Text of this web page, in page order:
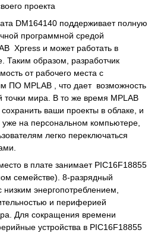
проекта
DM164140 поддерживает полную
программной средой
Xpress и может работать в
Таким образом, разработчик
от рабочего места с
ПО MPLAB , что дает возможность
точки мира. В то же время MPLAB
ваши проекты в облаке, и
уже на персональном компьютере,
легко переключаться
в плате занимает PIC16F18855
семействе). 8-разрядный
низким энергопотреблением,
и периферией
Для сокращения времени
устройства в PIC16F18855